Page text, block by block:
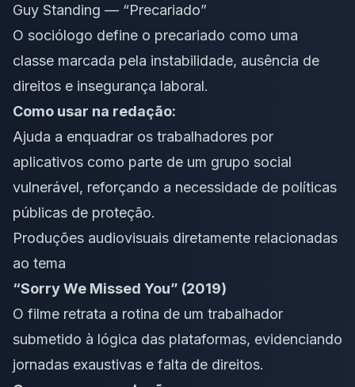
Guy Standing — “Precariado”
O sociólogo define o precariado como uma
classe marcada pela instabilidade, ausência de
direitos e insegurança laboral.
Como usar na redação:
Ajuda a enquadrar os trabalhadores por
aplicativos como parte de um grupo social
vulnerável, reforçando a necessidade de políticas
públicas de proteção.
Produções audiovisuais diretamente relacionadas
ao tema
“Sorry We Missed You” (2019)
O filme retrata a rotina de um trabalhador
submetido à lógica das plataformas, evidenciando
jornadas exaustivas e falta de direitos.